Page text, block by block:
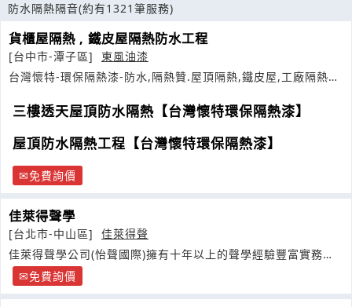
防水隔熱隔音(約有1321筆服務)
貨櫃屋隔熱 , 鐵皮屋隔熱防水工程
[台中市-潭子區]
東風油漆
台灣懷特-環保隔熱漆-防水,隔熱贊.屋頂隔熱,鐵皮屋,工廠隔熱有
三樓透天屋頂防水隔熱【台灣懷特環保隔熱漆】
屋頂防水隔熱工程【台灣懷特環保隔熱漆】
免費詢價
佳萊得聲學
[台北市-中山區]
佳萊得聲
佳萊得聲學公司(怡聲國際)擁有十年以上的聲學經驗豐富實務經
驗，免費詢價